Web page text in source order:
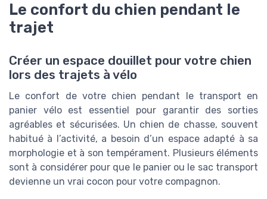
Le confort du chien pendant le
trajet
Créer un espace douillet pour votre chien
lors des trajets à vélo
Le confort de votre chien pendant le transport en
panier vélo est essentiel pour garantir des sorties
agréables et sécurisées. Un chien de chasse, souvent
habitué à l’activité, a besoin d’un espace adapté à sa
morphologie et à son tempérament. Plusieurs éléments
sont à considérer pour que le panier ou le sac transport
devienne un vrai cocon pour votre compagnon.